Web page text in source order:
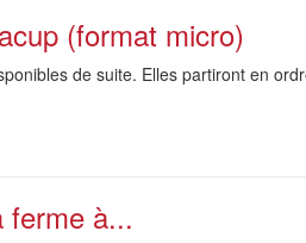
(format micro)
de suite. Elles partiront en
ferme à...